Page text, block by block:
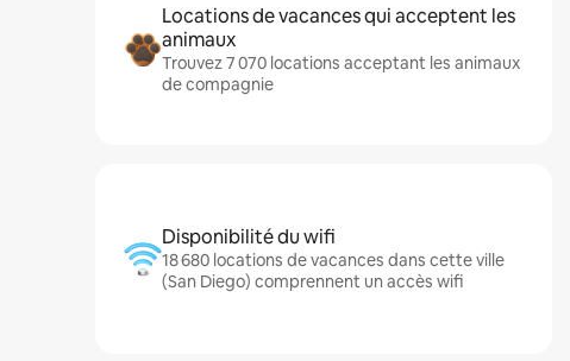
Locations de vacances qui acceptent les
animaux
Trouvez 7 070 locations acceptant les animaux
de compagnie
Disponibilité du wifi
18 680 locations de vacances dans cette ville
(San Diego) comprennent un accès wifi